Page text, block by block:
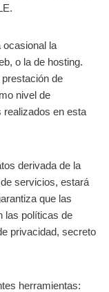
ocasional la
o la de hosting.
de
nivel de
realizados en esta
derivada de la
servicios, estará
que las
las políticas de
privacidad, secreto
herramientas: